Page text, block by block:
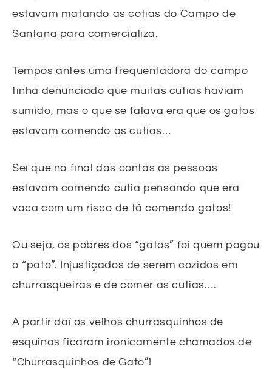
estavam matando as cotias do Campo de
Santana para comercializa.
Tempos antes uma frequentadora do campo
tinha denunciado que muitas cutias haviam
sumido, mas o que se falava era que os gatos
estavam comendo as cutias…
Sei que no final das contas as pessoas
estavam comendo cutia pensando que era
vaca com um risco de tá comendo gatos!
Ou seja, os pobres dos “gatos” foi quem pagou
o “pato”. Injustiçados de serem cozidos em
churrasqueiras e de comer as cutias….
A partir daí os velhos churrasquinhos de
esquinas ficaram ironicamente chamados de
“Churrasquinhos de Gato”!